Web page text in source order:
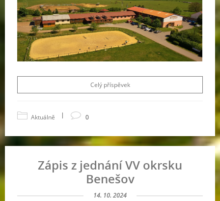
Celý příspěvek
Aktuálně | 0
Zápis z jednání VV okrsku
Benešov
14. 10. 2024